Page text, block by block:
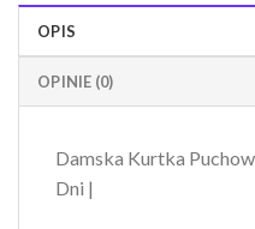
OPIS
OPINIE (0)
Damska Kurtka
Dni |